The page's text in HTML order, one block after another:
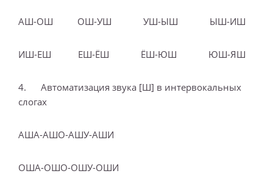
АШ-ОШ ОШ-УШ УШ-ЫШ ЫШ-ИШ
ИШ-ЕШ ЕШ-ЁШ ЁШ-ЮШ ЮШ-ЯШ
4. Автоматизация звука [Ш] в интервокальных
слогах
АША-АШО-АШУ-АШИ
ОША-ОШО-ОШУ-ОШИ